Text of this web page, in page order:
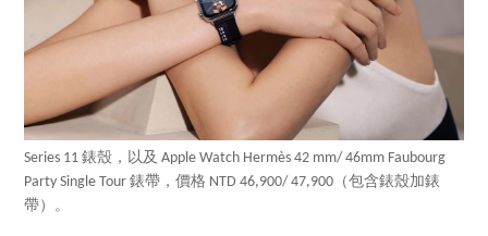
Series 11 錶殼，以及 Apple Watch Hermès 42 mm/ 46mm Faubourg
Party Single Tour 錶帶，價格 NTD 46,900/ 47,900（包含錶殼加錶
帶）。